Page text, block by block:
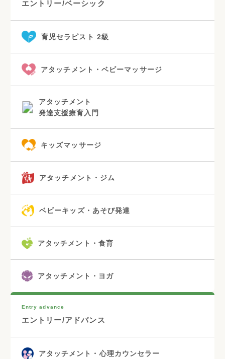
エントリー/ベーシック
育児セラピスト 2級
アタッチメント・ベビーマッサージ
アタッチメント
発達支援療育入門
キッズマッサージ
アタッチメント・ジム
ベビーキッズ・あそび発達
アタッチメント・食育
アタッチメント・ヨガ
Entry advance
エントリー/アドバンス
アタッチメント・心理カウンセラー